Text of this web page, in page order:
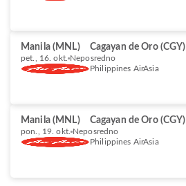
Manila (MNL) Cagayan de Oro (CGY)
pet., 16. okt. Neposredno
Philippines AirAsia
Manila (MNL) Cagayan de Oro (CGY)
pon., 19. okt. Neposredno
Philippines AirAsia